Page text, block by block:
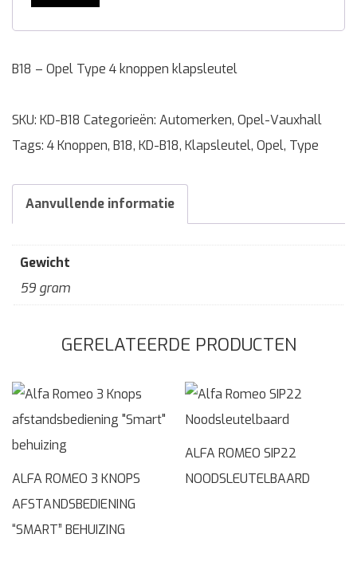
B18 – Opel Type 4 knoppen klapsleutel
SKU: KD-B18 Categorieën: Automerken, Opel-Vauxhall
Tags: 4 Knoppen, B18, KD-B18, Klapsleutel, Opel, Type
Aanvullende informatie
Gewicht
59 gram
GERELATEERDE PRODUCTEN
ALFA ROMEO 3 KNOPS
AFSTANDSBEDIENING
“SMART” BEHUIZING
ALFA ROMEO SIP22
NOODSLEUTELBAARD